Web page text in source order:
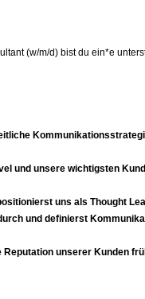
(w/m/d) bist du ein*e
und unsere wichtigsten
uns als Thought
und definierst
unserer Kunden